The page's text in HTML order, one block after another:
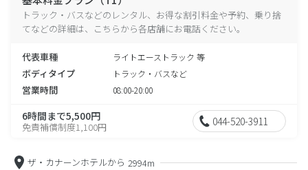
トラック・バスなどのレンタル、お得な割引料金や予約、乗り捨
てなどの詳細は、こちらから各店舗にお電話ください。
代表車種 ライトエーストラック 等
ボディタイプ トラック・バスなど
営業時間 08:00-20:00
6時間まで5,500円
免責補償制度1,100円 044-520-3911
ザ・カナーンホテルから 2994m